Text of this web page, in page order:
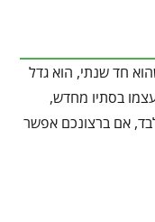
חד שנתי, הוא גדל
בסתיו מחדש,
אם ברצונכם אפשר